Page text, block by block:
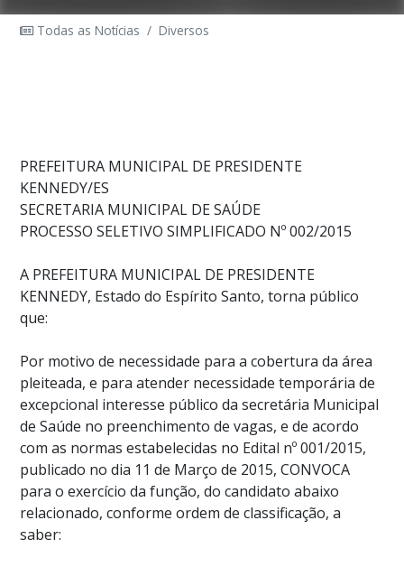
Todas as Notícias / Diversos
PREFEITURA MUNICIPAL DE PRESIDENTE
KENNEDY/ES
SECRETARIA MUNICIPAL DE SAÚDE
PROCESSO SELETIVO SIMPLIFICADO Nº 002/2015
A PREFEITURA MUNICIPAL DE PRESIDENTE
KENNEDY, Estado do Espírito Santo, torna público
que:
Por motivo de necessidade para a cobertura da área
pleiteada, e para atender necessidade temporária de
excepcional interesse público da secretária Municipal
de Saúde no preenchimento de vagas, e de acordo
com as normas estabelecidas no Edital nº 001/2015,
publicado no dia 11 de Março de 2015, CONVOCA
para o exercício da função, do candidato abaixo
relacionado, conforme ordem de classificação, a
saber: